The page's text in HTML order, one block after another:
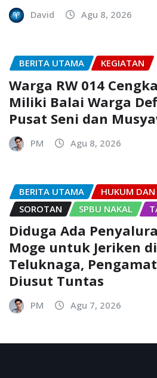
David Agu 8, 2026
BERITA UTAMA KEGIATAN
Warga RW 014
Miliki Balai Warga
Pusat Seni dan
PM Agu 8, 2026
BERITA UTAMA
HUKUM
SOROTAN
SPBU NAKAL
Diduga Ada
Moge untuk Jeriken di
Teluknaga,
Diusut Tuntas
PM Agu 7, 2026